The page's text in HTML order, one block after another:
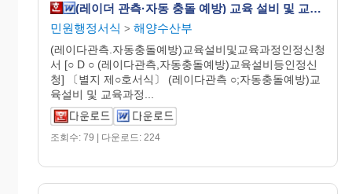
(레이더 관측·자동 충돌 예방) 교육 설비 및 교육 과정 인정 신청서
민원행정서식 > 해양수산부
(레이다관측.자동충돌예방)교육설비및교육과정인정신청
서 [○ D ○ (레이다관측,자동충돌예방)교육설비등인정신
청] 〔별지 제○호서식〕 (레이다관측 ○;자동충돌예방)교
육설비 및 교육과정...
조회수: 79 | 다운로드: 224